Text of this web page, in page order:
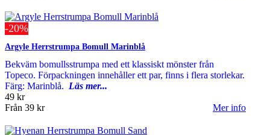
-20%
Argyle Herrstrumpa Bomull Marinblå
Bekväm bomullsstrumpa med ett klassiskt mönster från
Topeco. Förpackningen innehåller ett par, finns i flera storlekar.
Färg: Marinblå. Läs mer...
49 kr
Från 39 kr Mer info